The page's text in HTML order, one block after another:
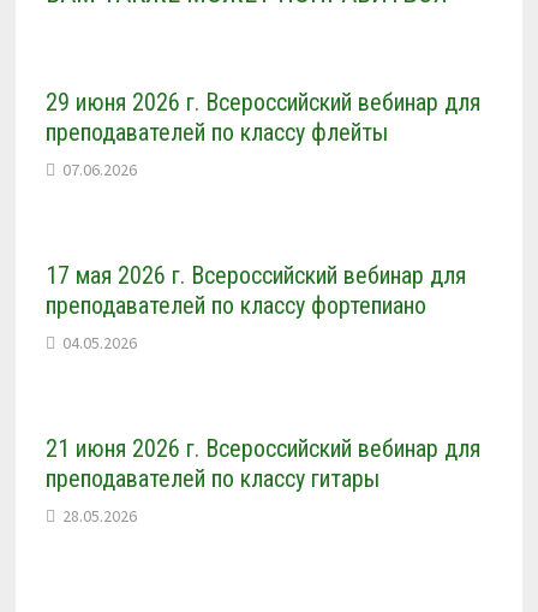
29 июня 2026 г. Всероссийский вебинар для
преподавателей по классу флейты
07.06.2026
17 мая 2026 г. Всероссийский вебинар для
преподавателей по классу фортепиано
04.05.2026
21 июня 2026 г. Всероссийский вебинар для
преподавателей по классу гитары
28.05.2026